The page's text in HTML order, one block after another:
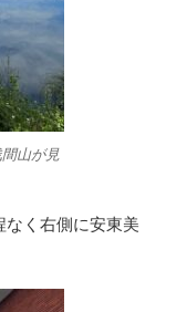
山が見
く右側に安東美